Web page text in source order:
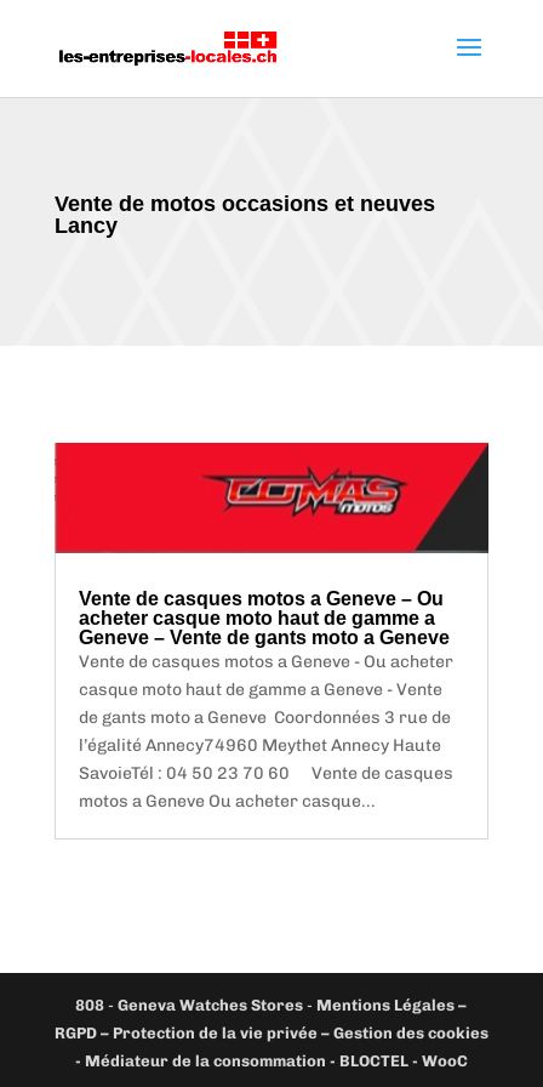
Vente de motos occasions et neuves
Lancy
Vente de casques motos a Geneve – Ou
acheter casque moto haut de gamme a
Geneve – Vente de gants moto a Geneve
Vente de casques motos a Geneve - Ou acheter
casque moto haut de gamme a Geneve - Vente
de gants moto a Geneve Coordonnées 3 rue de
l’égalité Annecy74960 Meythet Annecy Haute
SavoieTél : 04 50 23 70 60 Vente de casques
motos a Geneve Ou acheter casque...
808 -Geneva Watches Stores - Mentions Légales –
RGPD – Protection de la vie privée – Gestion des cookies
- Médiateur de la consommation - BLOCTEL - WooC